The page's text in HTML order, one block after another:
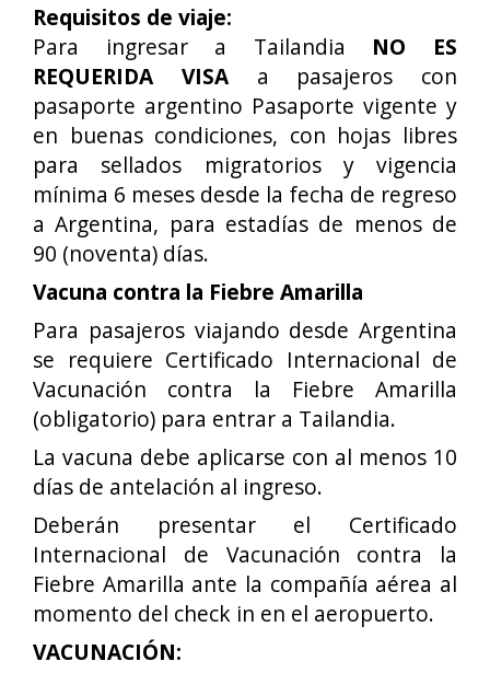
Requisitos de viaje:
Para ingresar a Tailandia NO ES
REQUERIDA VISAa pasajeros con
pasaporte argentino Pasaporte vigente y
en buenas condiciones, con hojas libres
para sellados migratorios y vigencia
mínima 6 meses desde la fecha de regreso
a Argentina, para estadías de menos de
90 (noventa) días.
Vacuna contra la Fiebre Amarilla
Para pasajeros viajando desde Argentina
se requiere Certificado Internacional de
Vacunación contra la Fiebre Amarilla
(obligatorio) para entrar a Tailandia.
La vacuna debe aplicarse con al menos 10
días de antelación al ingreso.
Deberán presentar el Certificado
Internacional de Vacunación contra la
Fiebre Amarilla ante la compañía aérea al
momento del check in en el aeropuerto.
VACUNACIÓN: